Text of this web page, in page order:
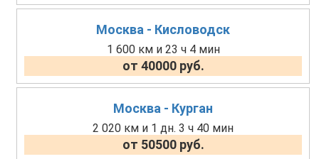
Москва - Кисловодск
1 600 км и 23 ч 4 мин
от 40000 руб.
Москва - Курган
2 020 км и 1 дн. 3 ч 40 мин
от 50500 руб.